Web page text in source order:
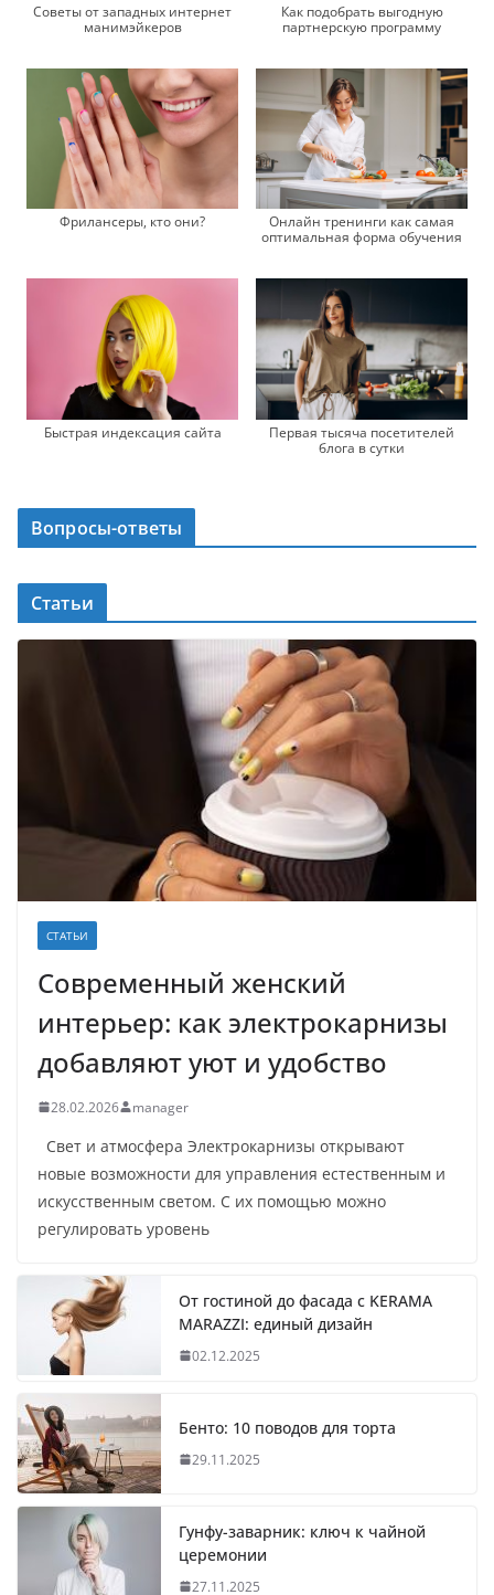
Советы от западных интернет
манимэйкеров
Как подобрать выгодную
партнерскую программу
Фрилансеры, кто они?
Онлайн тренинги как самая
оптимальная форма обучения
Быстрая индексация сайта
Первая тысяча посетителей
блога в сутки
Вопросы-ответы
Статьи
СТАТЬИ
Современный женский
интерьер: как электрокарнизы
добавляют уют и удобство
28.02.2026 manager
Свет и атмосфера Электрокарнизы открывают
новые возможности для управления естественным и
искусственным светом. С их помощью можно
регулировать уровень
От гостиной до фасада с KERAMA
MARAZZI: единый дизайн
02.12.2025
Бенто: 10 поводов для торта
29.11.2025
Гунфу-заварник: ключ к чайной
церемонии
27.11.2025